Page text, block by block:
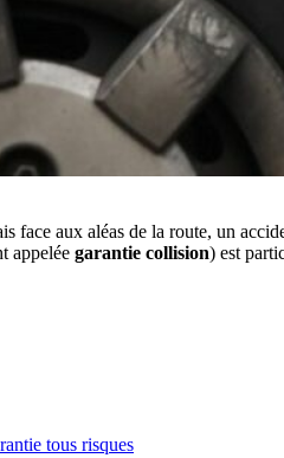
face aux aléas de la route, un
appelée garantie collision) est
tous risques